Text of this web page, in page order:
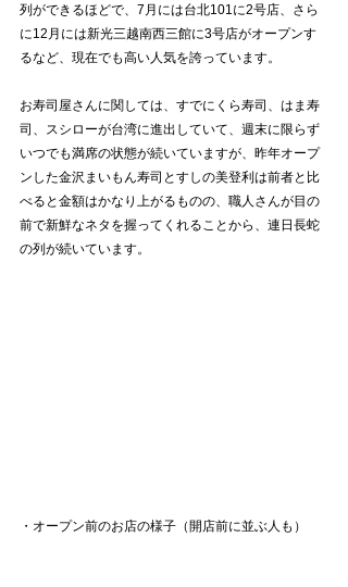
列ができるほどで、7月には台北101に2号店、さら
に12月には新光三越南西三館に3号店がオープンす
るなど、現在でも高い人気を誇っています。
お寿司屋さんに関しては、すでにくら寿司、はま寿
司、スシローが台湾に進出していて、週末に限らず
いつでも満席の状態が続いていますが、昨年オープ
ンした金沢まいもん寿司とすしの美登利は前者と比
べると金額はかなり上がるものの、職人さんが目の
前で新鮮なネタを握ってくれることから、連日長蛇
の列が続いています。
・オープン前のお店の様子（開店前に並ぶ人も）